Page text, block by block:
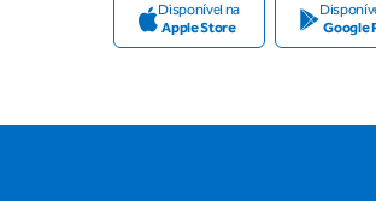
Disponível na
Apple Store
Google